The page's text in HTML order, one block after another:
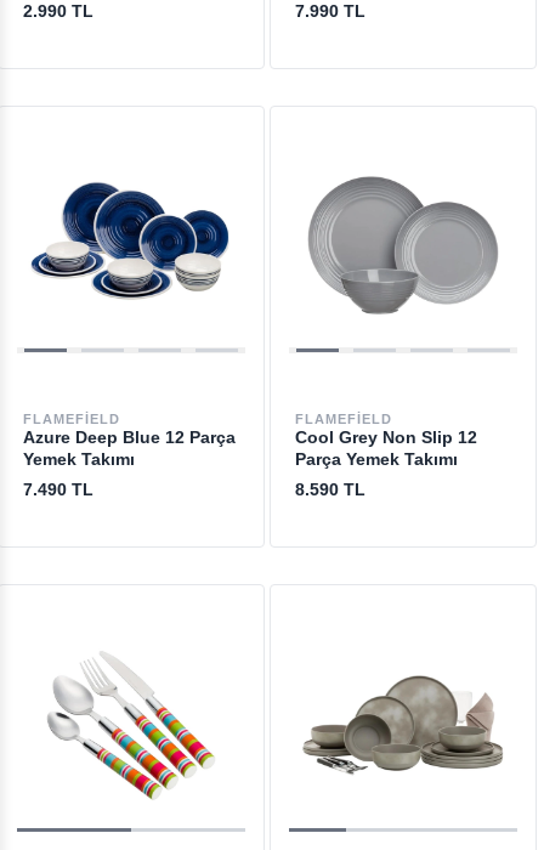
2.990 TL
7.990 TL
FLAMEFIELD
Azure Deep Blue 12 Parça
Yemek Takımı
7.490 TL
FLAMEFIELD
Cool Grey Non Slip 12
Parça Yemek Takımı
8.590 TL